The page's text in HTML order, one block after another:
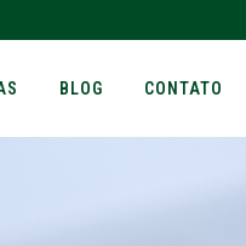
BLOG CONTATO